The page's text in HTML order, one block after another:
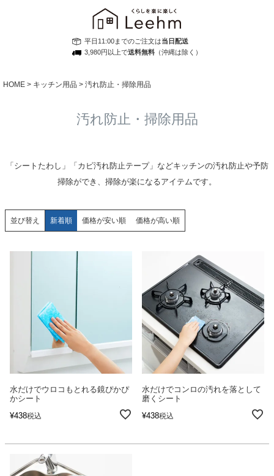
平日11:00までのご注文は当日配送
3,980円以上で送料無料 （沖縄は除く）
HOME キッチン用品 汚れ防止・掃除用品
汚れ防止・掃除用品
「シートたわし」「カビ汚れ防止テープ」などキッチンの汚れ防止や予防
掃除ができ、掃除が楽になるアイテムです。
並び替え 新着順 価格が安い順 価格が高い順
水だけでウロコもとれる鏡ぴかぴ
かシート
¥438税込
水だけでコンロの汚れを落として
磨くシート
¥438税込